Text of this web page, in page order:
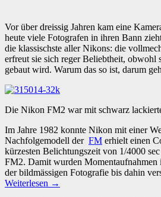
Vor über dreissig Jahren kam eine
heute viele Fotografen in ihren Bann
die klassischste aller Nikons: die
erfreut sie sich reger Beliebtheit, obwohl
gebaut wird. Warum das so ist, darum
Die Nikon FM2 war mit schwarz
Im Jahre 1982 konnte Nikon mit einer
Nachfolgemodell der FM erhielt einen
kürzesten Belichtungszeit von 1/4000
FM2. Damit wurden Momentaufnahmen
der bildmässigen Fotografie bis dahin
Weiterlesen →